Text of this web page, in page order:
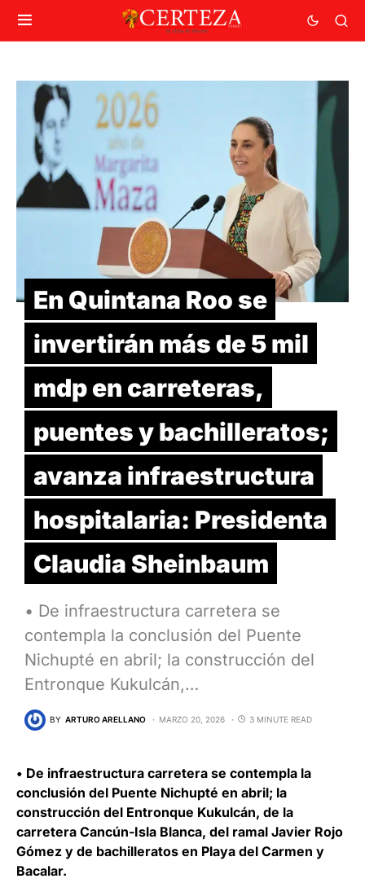
En Quintana Roo se
invertirán más de 5 mil
mdp en carreteras,
puentes y bachilleratos;
avanza infraestructura
hospitalaria: Presidenta
Claudia Sheinbaum
•⁠ ⁠De infraestructura carretera se
contempla la conclusión del Puente
Nichupté en abril; la construcción del
Entronque Kukulcán,…
BY ARTURO ARELLANO MARZO 20, 2026 3 MINUTE READ
•⁠ ⁠De infraestructura carretera se contempla la
conclusión del Puente Nichupté en abril; la
construcción del Entronque Kukulcán, de la
carretera Cancún-Isla Blanca, del ramal Javier Rojo
Gómez y de bachilleratos en Playa del Carmen y
Bacalar.